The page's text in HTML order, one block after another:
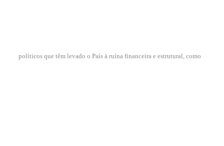
políticos que têm levado o País à ruína financeira e estrutural, como